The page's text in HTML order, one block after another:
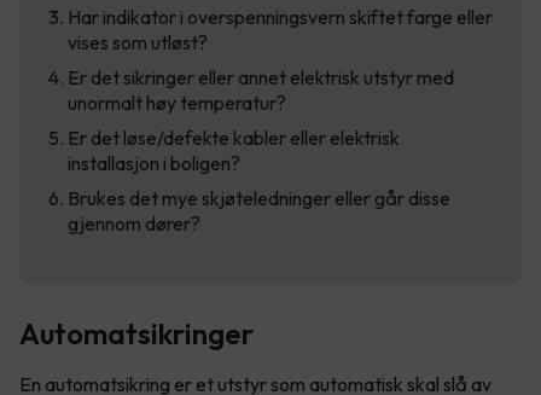
Har indikator i overspenningsvern skiftet farge eller
vises som utløst?
Er det sikringer eller annet elektrisk utstyr med
unormalt høy temperatur?
Er det løse/defekte kabler eller elektrisk
installasjon i boligen?
Brukes det mye skjøteledninger eller går disse
gjennom dører?
Automatsikringer
En automatsikring er et utstyr som automatisk skal slå av